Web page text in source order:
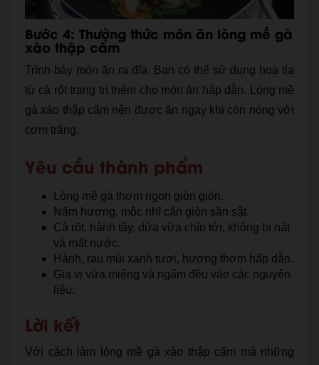
Bước 4: Thưởng thức món ăn lòng mề gà
xào thập cẩm
Trình bày món ăn ra đĩa. Bạn có thể sử dụng hoa tỉa
từ cà rốt trang trí thêm cho món ăn hấp dẫn. Lòng mề
gà xào thập cẩm nên được ăn ngay khi còn nóng với
cơm trắng.
Yêu cầu thành phẩm
Lòng mề gà thơm ngon giòn giòn.
Nấm hương, mộc nhĩ cắn giòn sần sật.
Cà rốt, hành tây, dứa vừa chín tới, không bị nát
và mất nước.
Hành, rau mùi xanh tươi, hương thơm hấp dẫn.
Gia vị vừa miệng và ngấm đều vào các nguyên
liệu.
Lời kết
Với cách làm lòng mề gà xào thập cẩm mà những